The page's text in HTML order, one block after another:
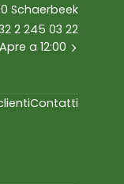
Schaerbeek
2 245 03 22
a 12:00
Contatti